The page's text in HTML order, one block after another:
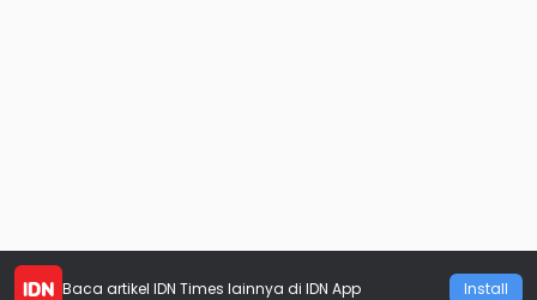
Baca artikel IDN Times lainnya di IDN App Install